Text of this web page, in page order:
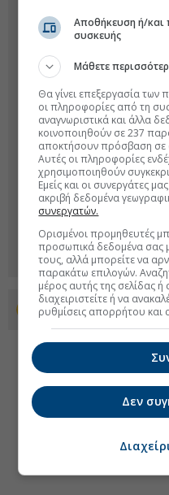
Προσθέστε το
Αποθήκευση ή/και
συσκευής
Μάθετε
Θα γίνει επεξεργασία
οι πληροφορίες από τη
αναγνωριστικά και άλλα
κοινοποιηθούν σε 237
αποκτήσουν πρόσβαση σε
Αυτές οι πληροφορίες
χρησιμοποιηθούν
Εμείς και οι συνεργάτες
ακριβή δεδομένα
συνεργατών.
Ορισμένοι προμηθευτές
προσωπικά δεδομένα σας
τους, αλλά μπορείτε να
παρακάτω επιλογών.
μέρος αυτής της σελίδας
διαχειριστείτε ή να
ρυθμίσεις απορρήτου και
Δεν